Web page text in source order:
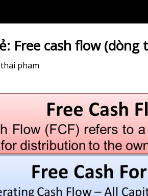
Free cash flow (dòng
thai pham